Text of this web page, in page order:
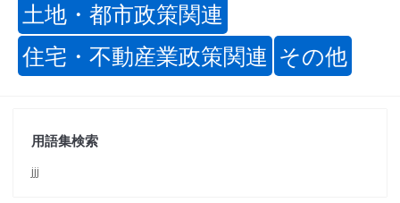
土地・都市政策関連
住宅・不動産業政策関連 その他
用語集検索
jjj